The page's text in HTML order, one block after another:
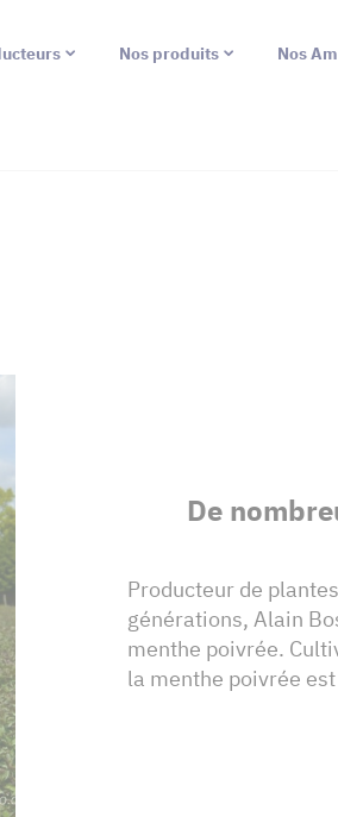
Nos produits Nos
De
Producteur de
générations, Alain
menthe poivrée.
la menthe poivrée